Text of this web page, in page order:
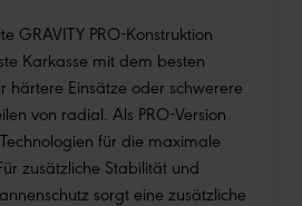
GRAVITY PRO-Konstruktion
Karkasse mit dem besten
härtere Einsätze oder schwerere
von radial. Als PRO-Version
für die maximale
zusätzliche Stabilität und
sorgt eine zusätzliche